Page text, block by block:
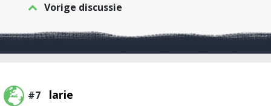
Vorige discussie
#7 larie